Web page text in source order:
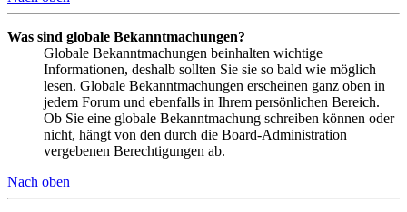
Was sind globale Bekanntmachungen?
Globale Bekanntmachungen beinhalten wichtige
Informationen, deshalb sollten Sie sie so bald wie möglich
lesen. Globale Bekanntmachungen erscheinen ganz oben in
jedem Forum und ebenfalls in Ihrem persönlichen Bereich.
Ob Sie eine globale Bekanntmachung schreiben können oder
nicht, hängt von den durch die Board-Administration
vergebenen Berechtigungen ab.
Nach oben